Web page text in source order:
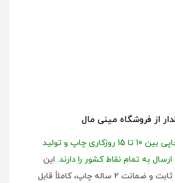
از فروشگاه مینی مال
تمام محصولات چاپی بین 10 تا 15 روزکاری چاپ و تولید
به تمام نقاط کشور را دارند. این
محصولات با رنگ ثابت و ضمانت 2 ساله چاپ، کاملاً قابل